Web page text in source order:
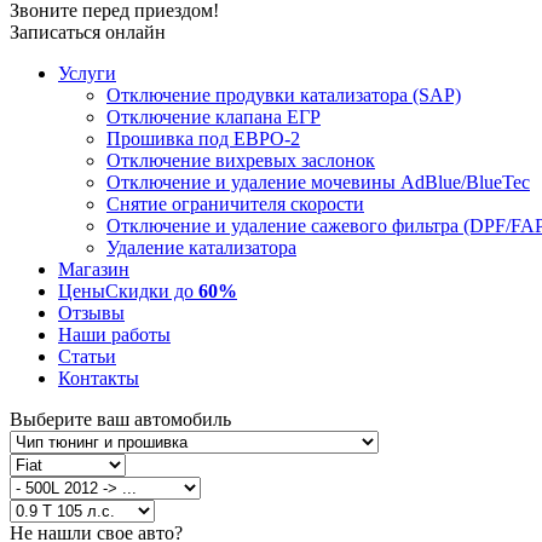
Звоните перед приездом!
Записаться онлайн
Услуги
Отключение продувки катализатора (SAP)
Отключение клапана ЕГР
Прошивка под ЕВРО-2
Отключение вихревых заслонок
Отключение и удаление мочевины AdBlue/BlueTec
Снятие ограничителя скорости
Отключение и удаление сажевого фильтра (DPF/
Удаление катализатора
Магазин
ЦеныСкидки до 60%
Отзывы
Наши работы
Статьи
Контакты
Выберите ваш автомобиль
Не нашли свое авто?